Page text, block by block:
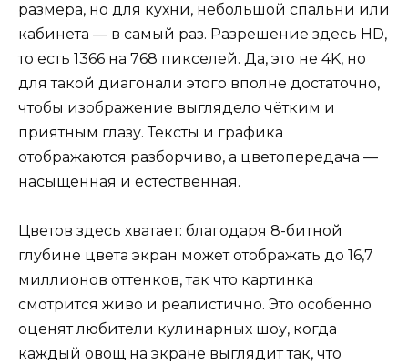
размера, но для кухни, небольшой спальни или
кабинета — в самый раз. Разрешение здесь HD,
то есть 1366 на 768 пикселей. Да, это не 4K, но
для такой диагонали этого вполне достаточно,
чтобы изображение выглядело чётким и
приятным глазу. Тексты и графика
отображаются разборчиво, а цветопередача —
насыщенная и естественная.
Цветов здесь хватает: благодаря 8-битной
глубине цвета экран может отображать до 16,7
миллионов оттенков, так что картинка
смотрится живо и реалистично. Это особенно
оценят любители кулинарных шоу, когда
каждый овощ на экране выглядит так, что